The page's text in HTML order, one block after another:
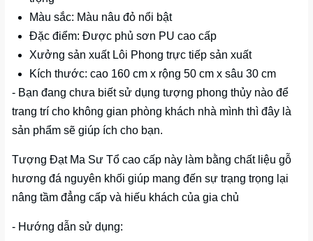
Màu sắc: Màu nâu đỏ nổi bật
Đặc điểm: Được phủ sơn PU cao cấp
Xưởng sản xuất Lôi Phong trực tiếp sản xuất
Kích thước: cao 160 cm x rộng 50 cm x sâu 30 cm
- Bạn đang chưa biết sử dụng tượng phong thủy nào để
trang trí cho không gian phòng khách nhà mình thì đây là
sản phẩm sẽ giúp ích cho bạn.
Tượng Đạt Ma Sư Tổ cao cấp này làm bằng chất liệu gỗ
hương đá nguyên khối giúp mang đến sự trạng trọng lại
nâng tầm đẳng cấp và hiếu khách của gia chủ
- Hướng dẫn sử dụng: